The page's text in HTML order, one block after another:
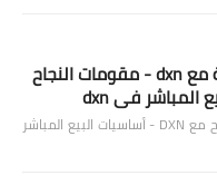
أساسيات النجاح التسعة مع dxn - مقومات النجاح
أساسيات النجاح التسعة مع dxn - مقومات النجاح مع DXN - أساسيات البيع المباشر